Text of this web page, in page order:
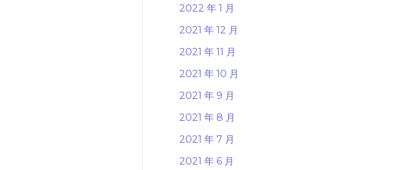
2022 年 1 月
2021 年 12 月
2021 年 11 月
2021 年 10 月
2021 年 9 月
2021 年 8 月
2021 年 7 月
2021 年 6 月